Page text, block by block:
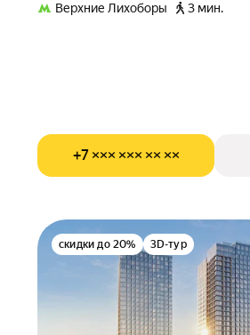
Верхние Лихоборы
3 мин.
+7 ××× ××× ×× ××
скидки до 20% 3D-тур